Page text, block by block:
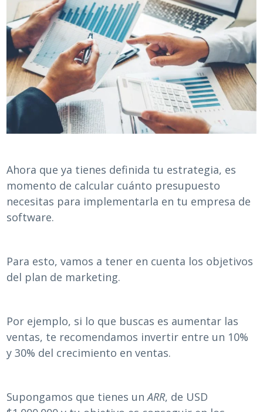
Ahora que ya tienes definida tu estrategia, es
momento de calcular cuánto presupuesto
necesitas para implementarla en tu empresa de
software.
Para esto, vamos a tener en cuenta los objetivos
del plan de marketing.
Por ejemplo, si lo que buscas es aumentar las
ventas, te recomendamos invertir entre un 10%
y 30% del crecimiento en ventas.
Supongamos que tienes unARR, de USD